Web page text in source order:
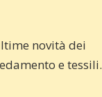
novità dei
e tessili.